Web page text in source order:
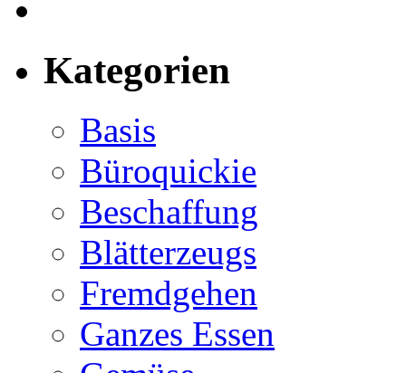
Kategorien
Basis
Büroquickie
Beschaffung
Blätterzeugs
Fremdgehen
Ganzes Essen